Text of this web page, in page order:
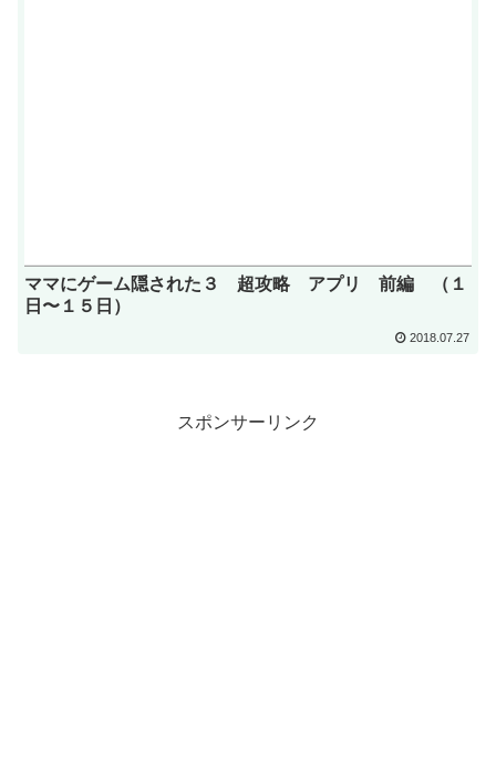
ママにゲーム隠された３ 超攻略 アプリ 前編 （１
日〜１５日）
2018.07.27
スポンサーリンク